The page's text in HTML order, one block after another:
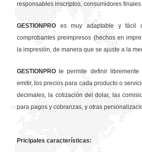
responsables inscriptos, consumidores
GESTION PRO es muy adaptable y fácil
comprobantes preimpresos (hechos en
la impresión, de manera que se ajuste a la
GESTION PRO le permite definir
emitir, los precios para cada producto o
decimales, la cotización del dolar, las
para pagos y cobranzas, y otras
Pricipales características: